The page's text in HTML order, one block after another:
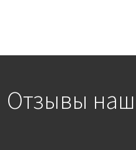
Отзывы